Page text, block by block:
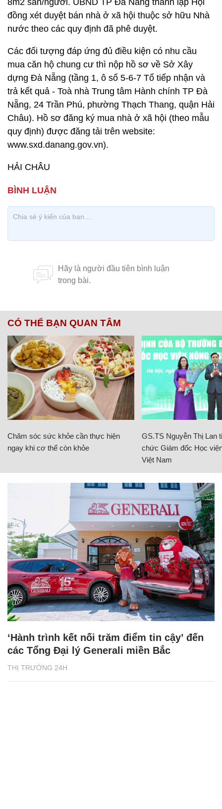
8m2 sàn/người. UBND TP Đà Nẵng thành lập Hội
đồng xét duyệt bán nhà ở xã hội thuộc sở hữu Nhà
nước theo các quy định đã phê duyệt.
Các đối tượng đáp ứng đủ điều kiện có nhu cầu
mua căn hộ chung cư thì nộp hồ sơ về Sở Xây
dựng Đà Nẵng (tầng 1, ô số 5-6-7 Tổ tiếp nhận và
trả kết quả - Toà nhà Trung tâm Hành chính TP Đà
Nẵng, 24 Trần Phú, phường Thạch Thang, quận Hải
Châu). Hồ sơ đăng ký mua nhà ở xã hội (theo mẫu
quy định) được đăng tải trên website:
www.sxd.danang.gov.vn).
HẢI CHÂU
CÓ THỂ BẠN QUAN TÂM
Chăm sóc sức khỏe cần thực hiện
ngay khi cơ thể còn khỏe
GS.TS Nguyễn Thị Lan
chức Giám đốc Học
Việt Nam
THỊ TRƯỜNG 24H
‘Hành trình kết nối trăm điểm tin cậy’ đến
các Tổng Đại lý Generali miền Bắc